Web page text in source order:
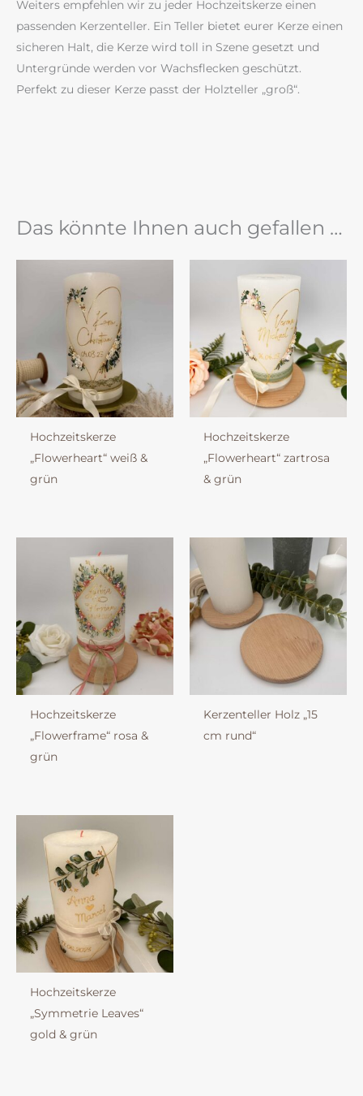
Weiters empfehlen wir zu jeder Hochzeitskerze einen
passenden Kerzenteller. Ein Teller bietet eurer Kerze einen
sicheren Halt, die Kerze wird toll in Szene gesetzt und
Untergründe werden vor Wachsflecken geschützt.
Perfekt zu dieser Kerze passt der Holzteller „groß“.
Das könnte Ihnen auch gefallen …
Hochzeitskerze
„Flowerheart“ weiß &
grün
Hochzeitskerze
„Flowerheart“ zartrosa
& grün
Hochzeitskerze
„Flowerframe“ rosa &
grün
Kerzenteller Holz „15
cm rund“
Hochzeitskerze
„Symmetrie Leaves“
gold & grün